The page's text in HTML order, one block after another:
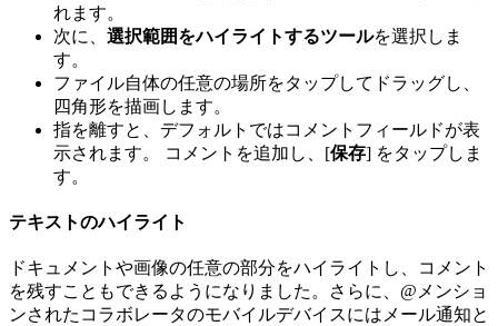
れます。
次に、 選択範囲をハイライトするツールを選択しま
す。
ファイル自体の任意の場所をタップしてドラッグし、
四角形を描画します。
指を離すと、デフォルトではコメントフィールドが表
示されます。 コメントを追加し、[保存] をタップしま
す。
テキストのハイライト
ドキュメントや画像の任意の部分をハイライトし、コメント
を残すこともできるようになりました。さらに、@メンショ
ンされたコラボレータのモバイルデバイスにはメール通知と